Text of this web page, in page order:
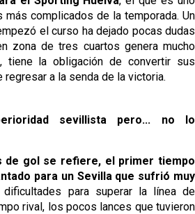
complicados de la temporada. Un
el curso ha dejado pocas dudas
zona de tres cuartos genera mucho
tiene la obligación de convertir sus
a la senda de la victoria.
sevillista pero... no lo
de gol se refiere, el primer tiempo
para un Sevilla que sufrió muy
para superar la línea de
rival, los pocos lances que tuvieron